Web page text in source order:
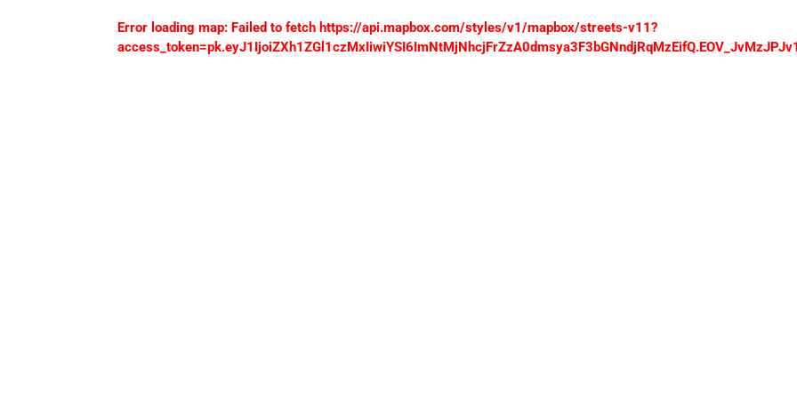
Error loading map: Failed to fetch https://api.mapbox.com/styles/v1/mapbox/streets-v11?